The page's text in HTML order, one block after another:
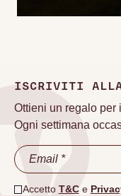
ISCRIVITI ALLA
Ottieni un regalo per
Ogni settimana
Accetto T&Ce